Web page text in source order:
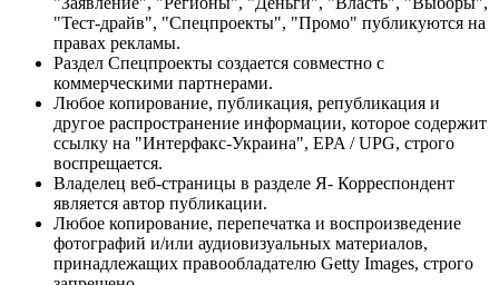
"Тест-драйв", "Спецпроекты", "Промо" публикуются на
правах рекламы.
Раздел Спецпроекты создается совместно с
коммерческими партнерами.
Любое копирование, публикация, републикация и
другое распространение информации, которое содержит
ссылку на "Интерфакс-Украина", EPA / UPG, строго
воспрещается.
Владелец веб-страницы в разделе Я- Корреспондент
является автор публикации.
Любое копирование, перепечатка и воспроизведение
фотографий и/или аудиовизуальных материалов,
принадлежащих правообладателю Getty Images, строго